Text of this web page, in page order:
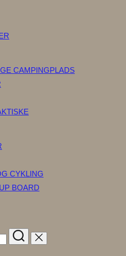
CAMPINGPLADS
CYKLING
BOARD